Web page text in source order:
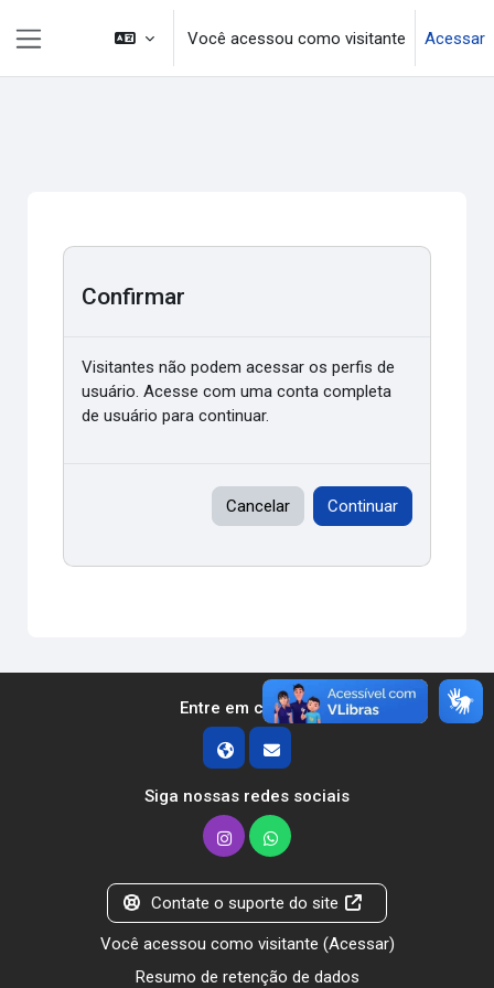
Ir para o conteúdo principal
Você acessou como visitante Acessar
Confirmar
Visitantes não podem acessar os perfis de
usuário. Acesse com uma conta completa
de usuário para continuar.
Cancelar Continuar
Entre em contato
Siga nossas redes sociais
Contate o suporte do site
Você acessou como visitante (Acessar)
Resumo de retenção de dados